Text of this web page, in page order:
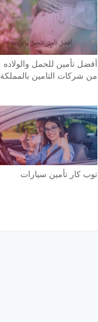
أفضل تأمين للحمل والولاده
من شركات التامين بالمملكة
توب كار تأمين سيارات